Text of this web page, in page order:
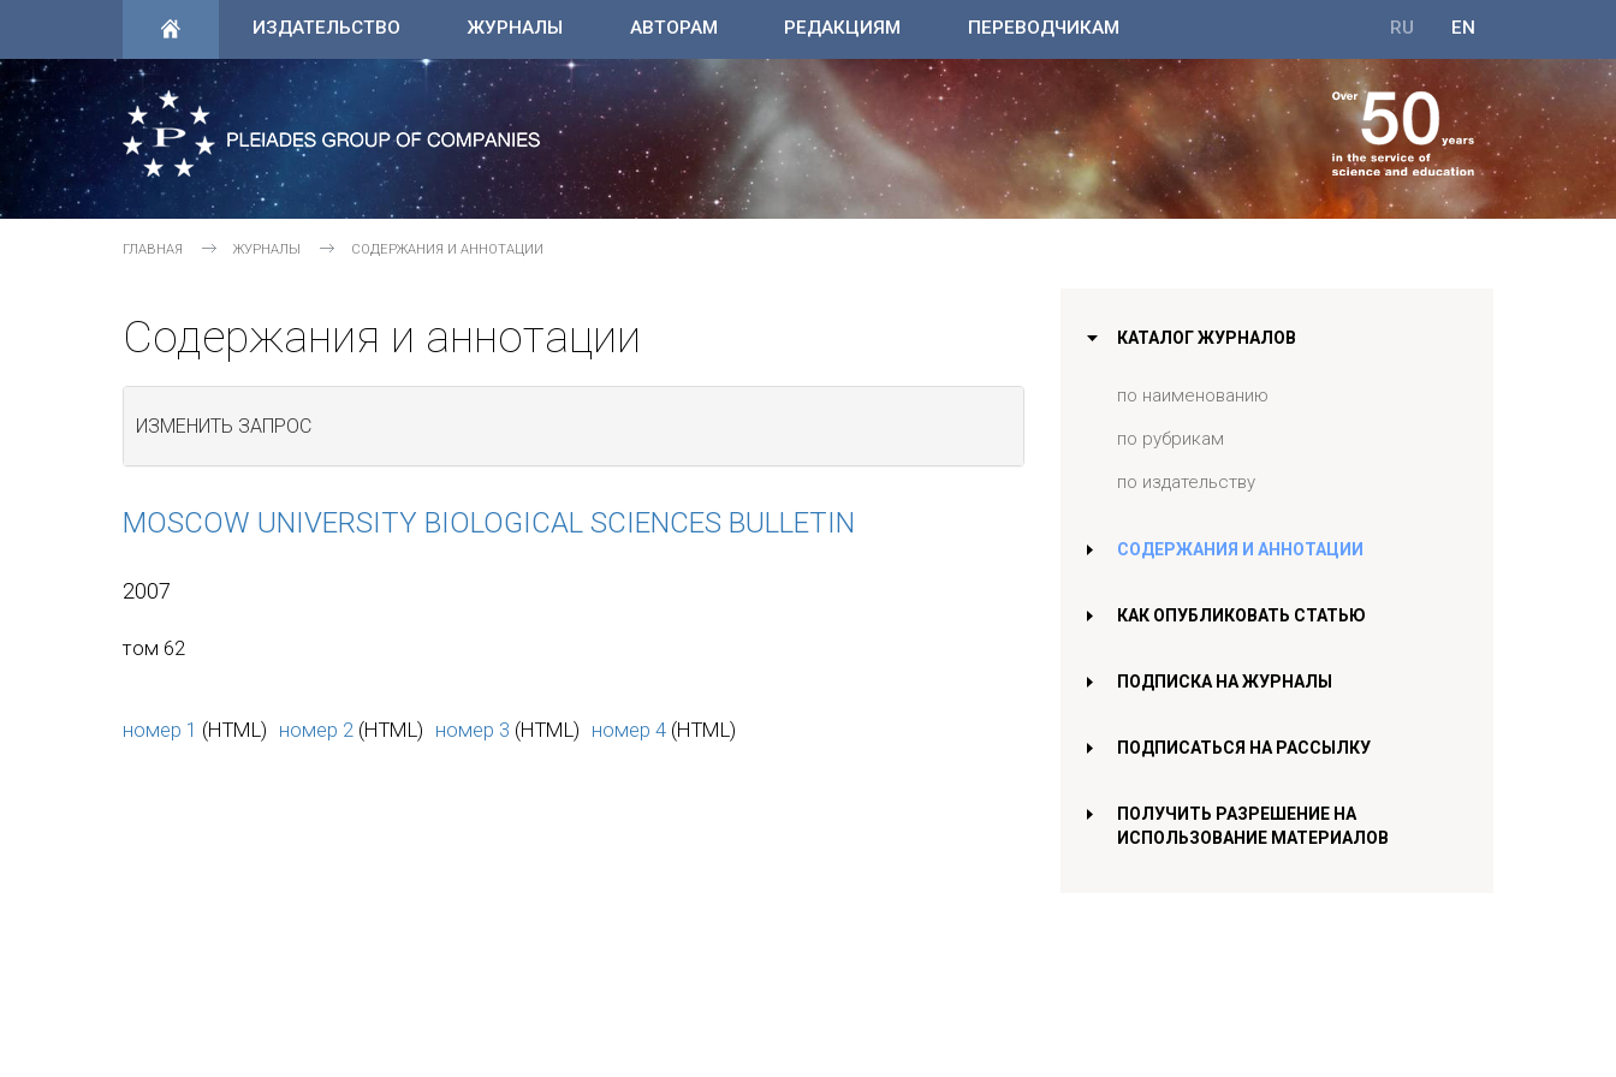
ИЗДАТЕЛЬСТВО ЖУРНАЛЫ АВТОРАМ РЕДАКЦИЯМ ПЕРЕВОДЧИКАМ EN
RU
ГЛАВНАЯ ЖУРНАЛЫ СОДЕРЖАНИЯ И АННОТАЦИИ
Содержания и аннотации
ИЗМЕНИТЬ ЗАПРОС
MOSCOW UNIVERSITY BIOLOGICAL SCIENCES BULLETIN
2007
том 62
номер 1 (HTML) номер 2 (HTML) номер 3 (HTML) номер 4 (HTML)
КАТАЛОГ ЖУРНАЛОВ
по наименованию
по рубрикам
по издательству
СОДЕРЖАНИЯ И АННОТАЦИИ
КАК ОПУБЛИКОВАТЬ СТАТЬЮ
ПОДПИСКА НА ЖУРНАЛЫ
ПОДПИСАТЬСЯ НА РАССЫЛКУ
ПОЛУЧИТЬ РАЗРЕШЕНИЕ НА
ИСПОЛЬЗОВАНИЕ МАТЕРИАЛОВ